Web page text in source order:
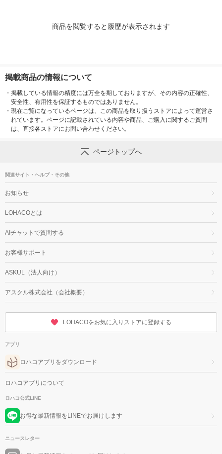
商品を閲覧すると履歴が表示されます
掲載商品の情報について
・ 掲載している情報の精度には万全を期しておりますが、その内容の正確性、
安全性、有用性を保証するものではありません。
・ 現在ご覧になっているページは、この商品を取り扱うストアによって運営さ
れています。ページに記載されている内容や商品、ご購入に関するご質問
は、直接各ストアにお問い合わせください。
ページトップへ
関連サイト・ヘルプ・その他
お知らせ
LOHACOとは
AIチャットで質問する
お客様サポート
ASKUL（法人向け）
アスクル株式会社（会社概要）
LOHACOをお気に入りストアに登録する
アプリ
ロハコアプリをダウンロード
ロハコアプリについて
ロハコ公式LINE
お得な最新情報をLINEでお届けします
ニュースレター